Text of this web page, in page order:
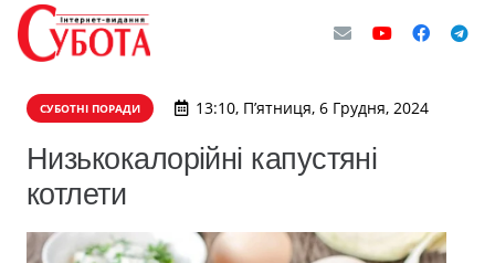
СУБОТНІ ПОРАДИ 13:10, П’ятниця, 6 Грудня, 2024
Низькокалорійні капустяні
котлети